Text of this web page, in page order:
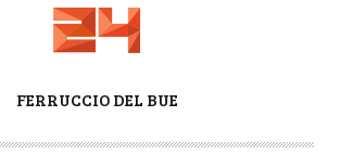
FERRUCCIO DEL BUE